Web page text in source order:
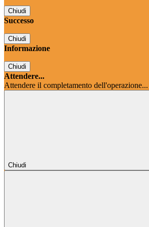
Chiudi
Successo
Chiudi
Informazione
Chiudi
Attendere...
Attendere il completamento dell'operazione...
Chiudi